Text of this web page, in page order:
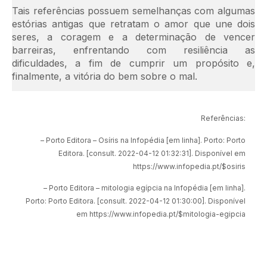
Tais referências possuem semelhanças com algumas
estórias antigas que retratam o amor que une dois
seres, a coragem e a determinação de vencer
barreiras, enfrentando com resiliência as
dificuldades, a fim de cumprir um propósito e,
finalmente, a vitória do bem sobre o mal.
Referências:
– Porto Editora – Osíris na Infopédia [em linha]. Porto: Porto
Editora. [consult. 2022-04-12 01:32:31]. Disponível em
https://www.infopedia.pt/$osiris
– Porto Editora – mitologia egípcia na Infopédia [em linha].
Porto: Porto Editora. [consult. 2022-04-12 01:30:00]. Disponível
em https://www.infopedia.pt/$mitologia-egipcia